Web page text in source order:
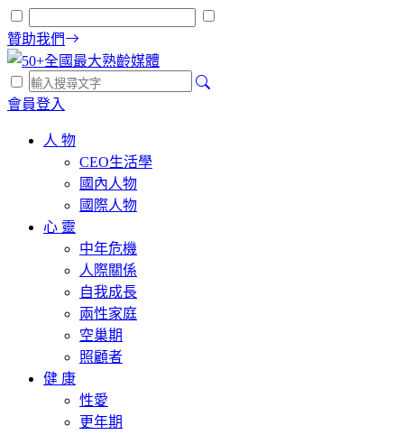
贊助我們
會員登入
人 物
CEO生活學
國內人物
國際人物
心 靈
中年危機
人際關係
自我成長
兩性家庭
空巢期
照顧者
健 康
性愛
更年期